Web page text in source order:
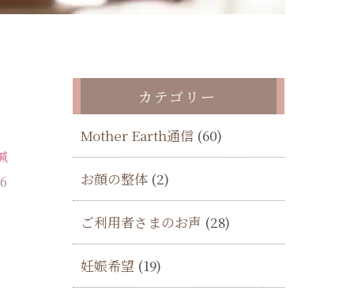
カテゴリー
Mother Earth通信 (60)
お顔の整体 (2)
ご利用者さまのお声 (28)
妊娠希望 (19)